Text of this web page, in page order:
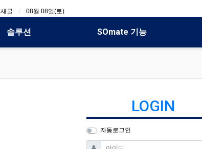
새글 08월 08일(토)
솔루션 SOmate 기능
LOGIN
자동로그인
아이디 필수